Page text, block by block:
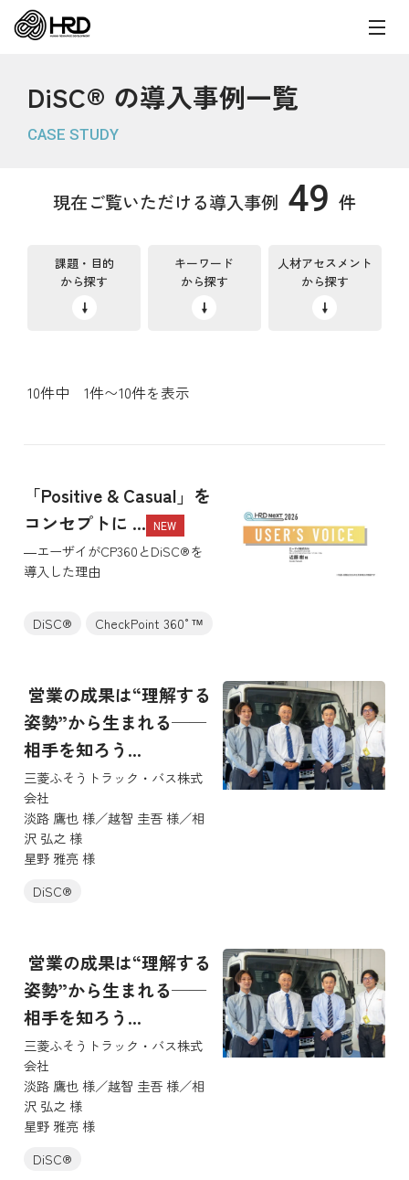
DiSC® の導入事例一覧
CASE STUDY
現在ご覧いただける導入事例 49 件
課題・目的
から探す
キーワード
から探す
人材アセスメント
から探す
10件中 1件〜10件を表示
「Positive & Casual」を
コンセプトに ... NEW
―エーザイがCP360とDiSC®を
導入した理由
DiSC® CheckPoint 360°™
営業の成果は“理解する
姿勢”から生まれる──
相手を知ろう...
三菱ふそうトラック・バス株式
会社
淡路 鷹也 様／越智 圭吾 様／相
沢 弘之 様
星野 雅亮 様
DiSC®
営業の成果は“理解する
姿勢”から生まれる──
相手を知ろう...
三菱ふそうトラック・バス株式
会社
淡路 鷹也 様／越智 圭吾 様／相
沢 弘之 様
星野 雅亮 様
DiSC®